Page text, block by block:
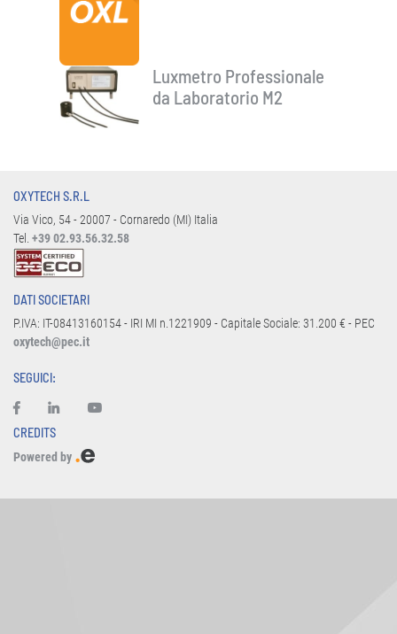
Luxmetro Professionale
da Laboratorio M2
OXYTECH S.R.L
Via Vico, 54 - 20007 - Cornaredo (MI) Italia
Tel. +39 02.93.56.32.58
DATI SOCIETARI
P.IVA: IT-08413160154 - IRI MI n.1221909 - Capitale Sociale: 31.200 € - PEC
oxytech@pec.it
SEGUICI:
CREDITS
Powered by